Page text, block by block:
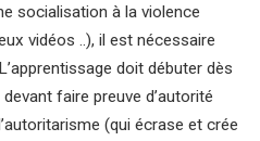
socialisation à la violence
vidéos ..), il est nécessaire
doit débuter dès
faire preuve d’autorité
(qui écrase et crée